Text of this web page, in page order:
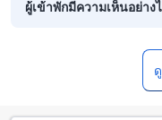
ผู้เข้าพักมีความเห็นอย่าง